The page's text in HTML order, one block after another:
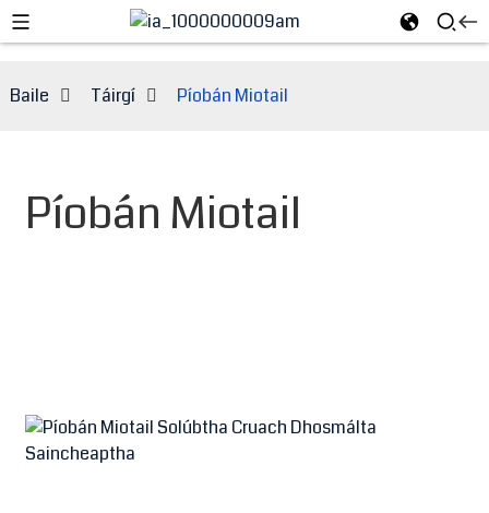
Baile Táirgí Píobán Miotail
Píobán Miotail